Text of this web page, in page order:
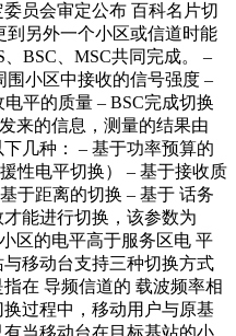
员会审定公布 百科名片切
到另外一个小区或信道时能
BSC、MSC共同完成。 –
小区中接收的信号强度 –
平的质量 – BSC完成切换
来的信息，测量的结果由
几种： – 基于功率预算的
性电平切换） – 基于接收质
于距离的切换 – 基于 话务
能进行切换，该参数为
区的电平高于服务区电 平
与移动台支持三种切换方式
指在 导频信道的 载波频率相
过程中，移动用户与原基
当移动台在目标基站的小